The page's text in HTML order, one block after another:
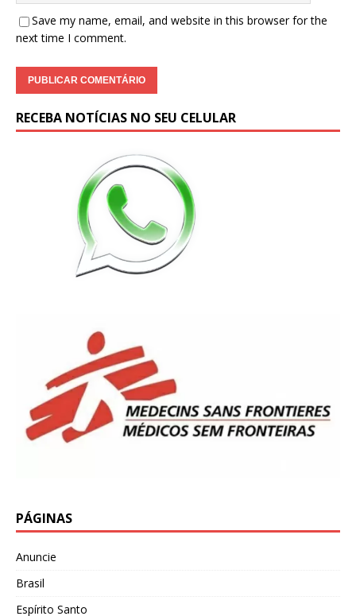
Save my name, email, and website in this browser for the
next time I comment.
RECEBA NOTÍCIAS NO SEU CELULAR
PÁGINAS
Anuncie
Brasil
Espírito Santo